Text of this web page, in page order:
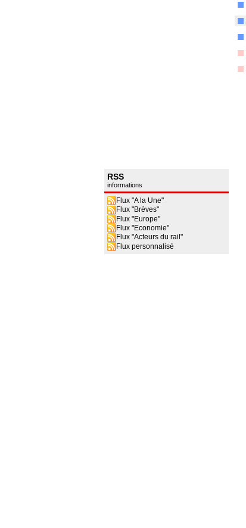
RSS
informations
Flux "A la Une"
Flux "Brèves"
Flux "Europe"
Flux "Economie"
Flux "Acteurs du rail"
Flux personnalisé